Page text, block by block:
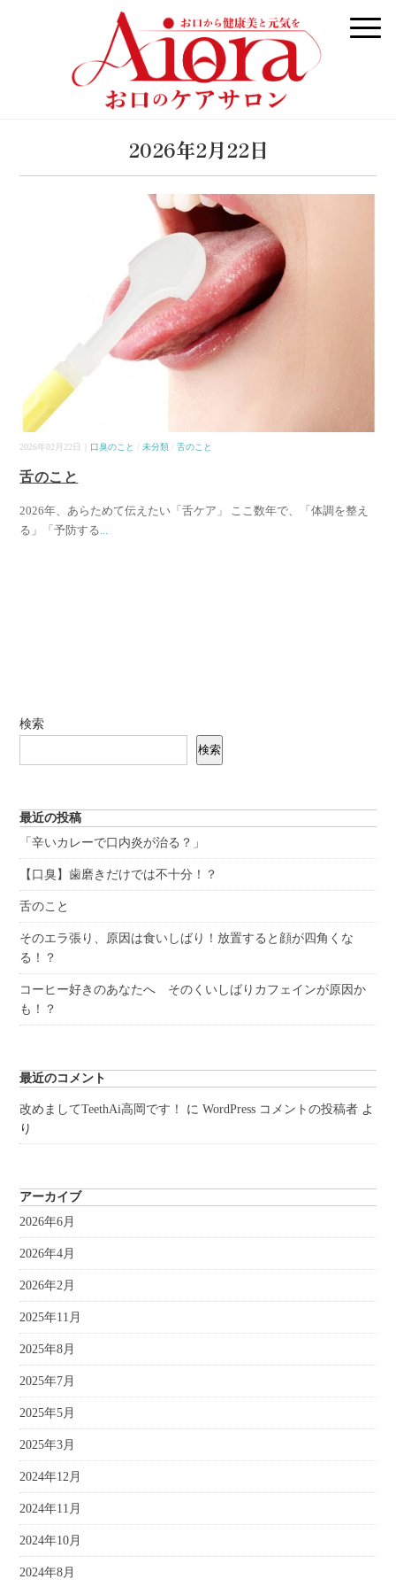
2026年2月22日
2026年02月22日｜ 口臭のこと /未分類 /舌のこと
舌のこと
2026年、あらためて伝えたい「舌ケア」 ここ数年で、「体調を整え
る」「予防する...
検索
検索
最近の投稿
「辛いカレーで口内炎が治る？」
【口臭】歯磨きだけでは不十分！？
舌のこと
そのエラ張り、原因は食いしばり！放置すると顔が四角くな
る！？
コーヒー好きのあなたへ そのくいしばりカフェインが原因か
も！？
最近のコメント
改めましてTeethAi高岡です！ にWordPress コメントの投稿者 よ
り
アーカイブ
2026年6月
2026年4月
2026年2月
2025年11月
2025年8月
2025年7月
2025年5月
2025年3月
2024年12月
2024年11月
2024年10月
2024年8月